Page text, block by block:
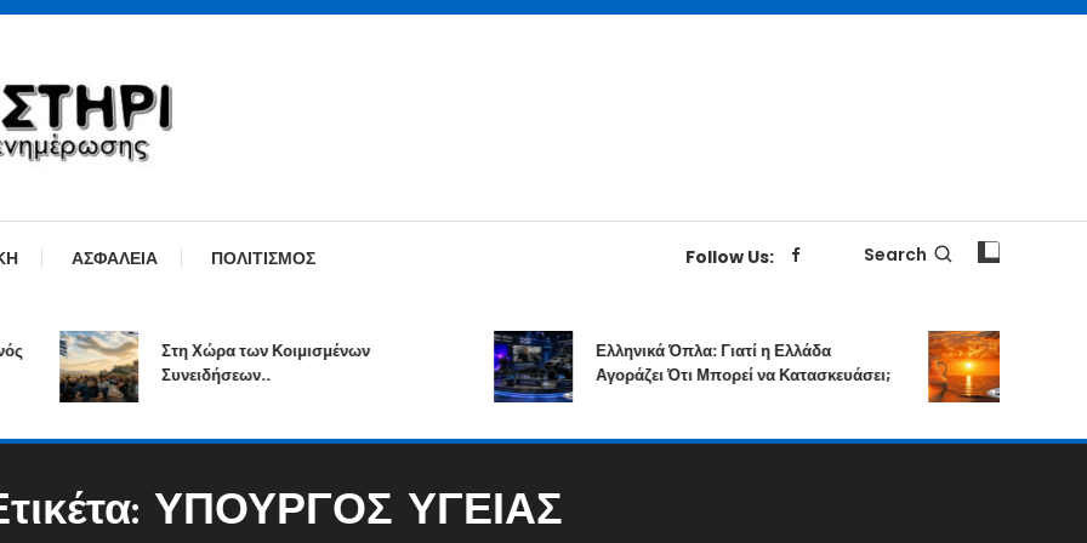
ΑΣΦΑΛΕΙΑ ΠΟΛΙΤΙΣΜΟΣ Follow Us: Search
Στη Χώρα των Κοιμισμένων
Συνειδήσεων..
Ελληνικά Όπλα: Γιατί η Ελλάδα
Αγοράζει Ότι Μπορεί να Κατασκευάσει;
Επιτολή
ΥΠΟΥΡΓΟΣ ΥΓΕΙΑΣ